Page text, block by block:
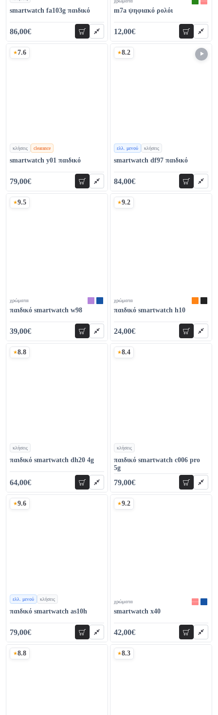
smartwatch fa103g παιδικό
86,00€ προσθήκη
m7a ψηφιακό ρολόι
12,00€ προσθήκη
clearance
κλήσεις
Σκορ
7.6
χρώματα
smartwatch y01 παιδικό
79,00€ προσθήκη
ελλ. μενού κλήσεις
Σκορ
8.2
χρώματα
smartwatch df97 παιδικό
84,00€ προσθήκη
Σκορ
9.5
χρώματα
παιδικό smartwatch w98
39,00€ προσθήκη
Σκορ
9.2
χρώματα
παιδικό smartwatch h10
24,00€ προσθήκη
κλήσεις
Σκορ
8.8
χρώματα
παιδικό smartwatch dh20 4g
64,00€ προσθήκη
κλήσεις
Σκορ
8.4
χρώματα
παιδικό smartwatch c006 pro
5g
79,00€ προσθήκη
ελλ. μενού κλήσεις
Σκορ
9.6
χρώματα
παιδικό smartwatch as10h
79,00€ προσθήκη
Σκορ
9.2
χρώματα
smartwatch x40
42,00€ προσθήκη
Σκορ
8.8 Σκορ
8.3